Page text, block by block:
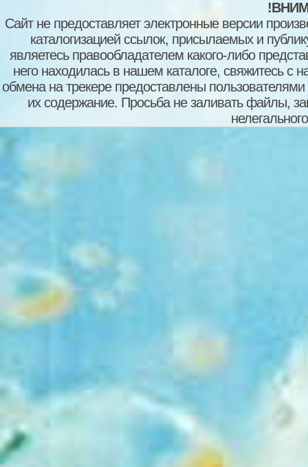
Сайт не предоставляет электронные версии
каталогизацией ссылок, присылаемых и
являетесь правообладателем какого-либо
него находилась в нашем каталоге, свяжитесь
обмена на трекере предоставлены пользователями
их содержание. Просьба не заливать файлы,